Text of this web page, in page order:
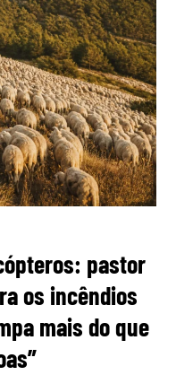
pastor
os incêndios
mais do que